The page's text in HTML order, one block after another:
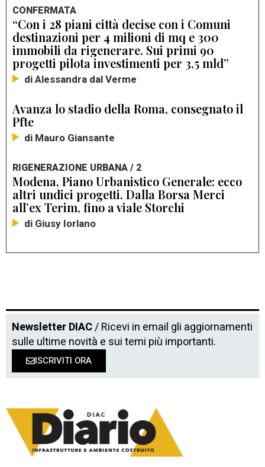
CONFERMATA
“Con i 28 piani città decise con i Comuni
destinazioni per 4 milioni di mq e 300
immobili da rigenerare. Sui primi 90
progetti pilota investimenti per 3,5 mld”
di Alessandra dal Verme
Avanza lo stadio della Roma, consegnato il
Pfte
di Mauro Giansante
RIGENERAZIONE URBANA / 2
Modena, Piano Urbanistico Generale: ecco
altri undici progetti. Dalla Borsa Merci
all’ex Terim, fino a viale Storchi
di Giusy Iorlano
Newsletter DIAC/ Ricevi in email gli aggiornamenti
sulle ultime novità e sui temi più importanti.
ISCRIVITI ORA